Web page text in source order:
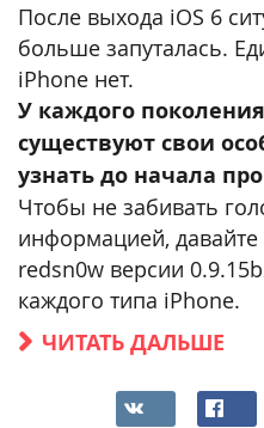
После выхода iOS 6
больше запуталась.
iPhone нет.
У каждого
существуют свои
узнать до начала
Чтобы не забивать
информацией,
redsn0w версии
каждого типа iPhone.
ЧИТАТЬ ДАЛЬШЕ